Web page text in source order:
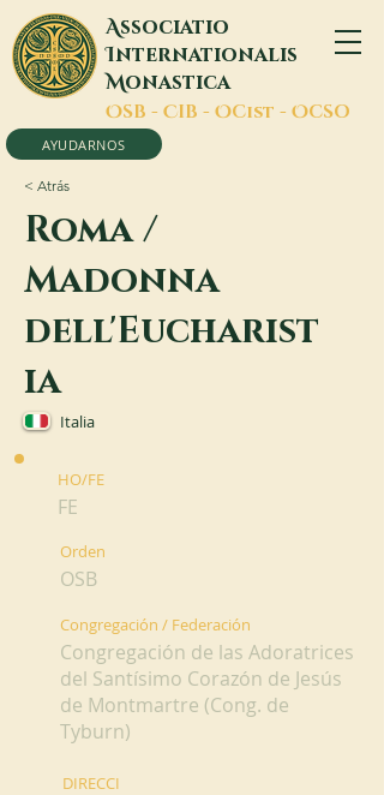
Associatio
Internationalis
Monastica
OSB - CIB - OCist - OCSO
AYUDARNOS
< Atrás
Roma /
Madonna
dell'Eucharist
ia
Italia
HO/FE
FE
Orden
OSB
Congregación / Federación
Congregación de las Adoratrices
del Santísimo Corazón de Jesús
de Montmartre (Cong. de
Tyburn)
DIRECCI